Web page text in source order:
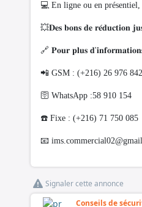
💻 En ligne ou en
💥𝐃𝐞𝐬 𝐛𝐨𝐧𝐬 𝐝𝐞 𝐫𝐞́𝐝𝐮𝐜𝐭𝐢𝐨𝐧
🔗 𝐏𝐨𝐮𝐫 𝐩𝐥𝐮𝐬
📲 GSM : (+216) 26 976 842
🛜 WhatsApp :58 910 154
☎️ Fixe : (+216) 71 750 085
📧
Signaler cette annonce
Conseils de